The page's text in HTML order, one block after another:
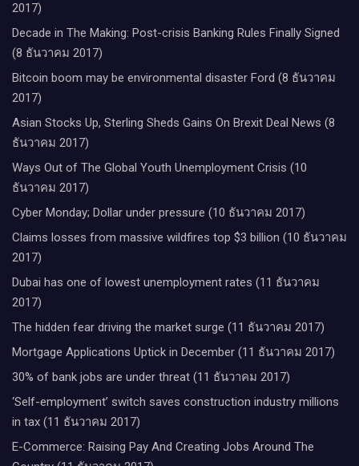
2017)
Decade in The Making: Post-crisis Banking Rules Finally Signed
(8 ธันวาคม 2017)
Bitcoin boom may be environmental disaster Ford (8 ธันวาคม
2017)
Asian Stocks Up, Sterling Sheds Gains On Brexit Deal News (8
ธันวาคม 2017)
Ways Out of The Global Youth Unemployment Crisis (10
ธันวาคม 2017)
Cyber Monday; Dollar under pressure (10 ธันวาคม 2017)
Claims losses from massive wildfires top $3 billion (10 ธันวาคม
2017)
Dubai has one of lowest unemployment rates (11 ธันวาคม
2017)
The hidden fear driving the market surge (11 ธันวาคม 2017)
Mortgage Applications Uptick in December (11 ธันวาคม 2017)
30% of bank jobs are under threat (11 ธันวาคม 2017)
‘Self-employment’ switch saves construction industry millions
in tax (11 ธันวาคม 2017)
E-Commerce: Raising Pay And Creating Jobs Around The